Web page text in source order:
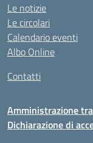
Le notizie
Le circolari
Calendario eventi
Albo Online
Contatti
Amministrazione
Dichiarazione di